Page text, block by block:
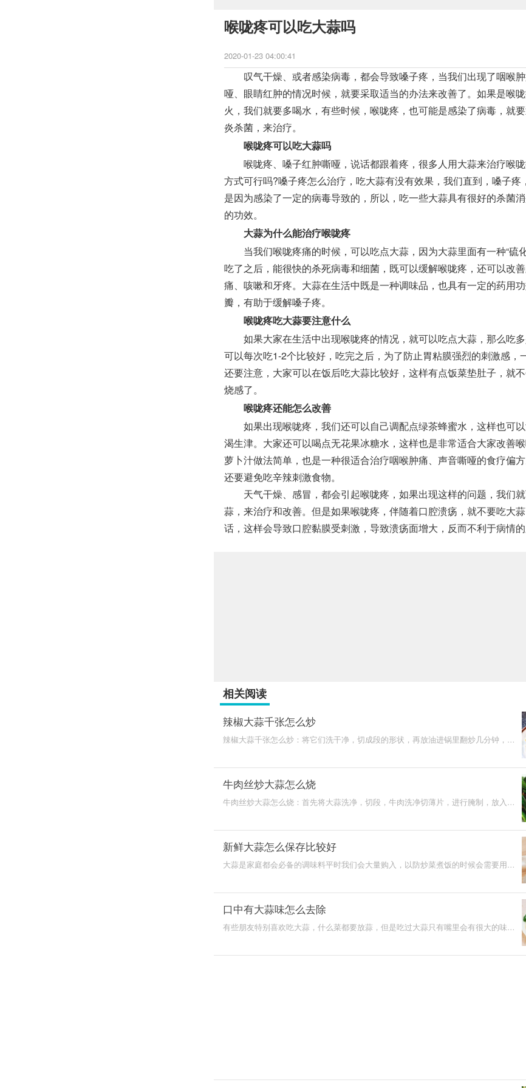
喉咙疼可以吃大蒜吗
2020-01-23 04:00:41
叹气干燥、或者感染病毒，都会导致嗓子疼，当我们出现了咽喉
哑、眼睛红肿的情况时候，就要采取适当的办法来改善了。如果是喉
火，我们就要多喝水，有些时候，喉咙疼，也可能是感染了病毒，就
炎杀菌，来治疗。
喉咙疼可以吃大蒜吗
喉咙疼、嗓子红肿嘶哑，说话都跟着疼，很多人用大蒜来治疗喉
方式可行吗?嗓子疼怎么治疗，吃大蒜有没有效果，我们直到，嗓子疼
是因为感染了一定的病毒导致的，所以，吃一些大蒜具有很好的杀菌
的功效。
大蒜为什么能治疗喉咙疼
当我们喉咙疼痛的时候，可以吃点大蒜，因为大蒜里面有一种“硫化
吃了之后，能很快的杀死病毒和细菌，既可以缓解喉咙疼，还可以改
痛、咳嗽和牙疼。大蒜在生活中既是一种调味品，也具有一定的药用
瓣，有助于缓解嗓子疼。
喉咙疼吃大蒜要注意什么
如果大家在生活中出现喉咙疼的情况，就可以吃点大蒜，那么吃
可以每次吃1-2个比较好，吃完之后，为了防止胃粘膜强烈的刺激感，
还要注意，大家可以在饭后吃大蒜比较好，这样有点饭菜垫肚子，就
烧感了。
喉咙疼还能怎么改善
如果出现喉咙疼，我们还可以自己调配点绿茶蜂蜜水，这样也可
渴生津。大家还可以喝点无花果冰糖水，这样也是非常适合大家改善
萝卜汁做法简单，也是一种很适合治疗咽喉肿痛、声音嘶哑的食疗偏方
还要避免吃辛辣刺激食物。
天气干燥、感冒，都会引起喉咙疼，如果出现这样的问题，我们
蒜，来治疗和改善。但是如果喉咙疼，伴随着口腔溃疡，就不要吃大
话，这样会导致口腔黏膜受刺激，导致溃疡面增大，反而不利于病情的
相关阅读
辣椒大蒜千张怎么炒
辣椒大蒜千张怎么炒：将它们洗干净，切成段的形状，再放油进锅里翻炒几分钟，等
牛肉丝炒大蒜怎么烧
牛肉丝炒大蒜怎么烧：首先将大蒜洗净，切段，牛肉洗净切薄片，进行腌制，放入白
新鲜大蒜怎么保存比较好
大蒜是家庭都会必备的调味料平时我们会大量购入，以防炒菜煮饭的时候会需要用
口中有大蒜味怎么去除
有些朋友特别喜欢吃大蒜，什么菜都要放蒜，但是吃过大蒜只有嘴里会有很大的味